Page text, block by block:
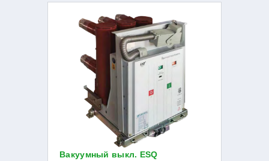
Вакуумный выкл. ESQ